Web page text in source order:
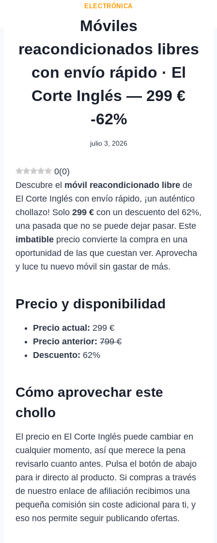
ELECTRÓNICA
Móviles
reacondicionados libres
con envío rápido · El
Corte Inglés — 299 €
-62%
julio 3, 2026
0(0)
Descubre el móvil reacondicionado libre de
El Corte Inglés con envío rápido, ¡un auténtico
chollazo! Solo 299 € con un descuento del 62%,
una pasada que no se puede dejar pasar. Este
imbatible precio convierte la compra en una
oportunidad de las que cuestan ver. Aprovecha
y luce tu nuevo móvil sin gastar de más.
Precio y disponibilidad
Precio actual: 299 €
Precio anterior: 799 €
Descuento: 62%
Cómo aprovechar este
chollo
El precio en El Corte Inglés puede cambiar en
cualquier momento, así que merece la pena
revisarlo cuanto antes. Pulsa el botón de abajo
para ir directo al producto. Si compras a través
de nuestro enlace de afiliación recibimos una
pequeña comisión sin coste adicional para ti, y
eso nos permite seguir publicando ofertas.